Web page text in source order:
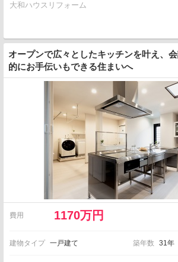
大和ハウスリフォーム
オープンで広々としたキッチンを叶え、
的にお手伝いもできる住まいへ
費用 1170万円
建物タイプ 一戸建て 築年数 31年